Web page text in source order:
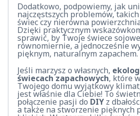
Dodatkowo, podpowiemy, jak
najczęstszych problemów,
świec czy nierówna
Dzięki praktycznym
sprawić, by Twoje świece
równomiernie, a jednocześnie
pięknym, naturalnym zapachem.
Jeśli marzysz o własnych,
świecach zapachowych, które
Twojego domu wyjątkowy
jest właśnie dla Ciebie! To
połączenie pasji do DIY z
a także na stworzenie pięknych